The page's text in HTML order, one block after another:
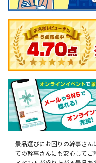
景品選びにお困りの幹事さ
ての幹事さんにも安心してご